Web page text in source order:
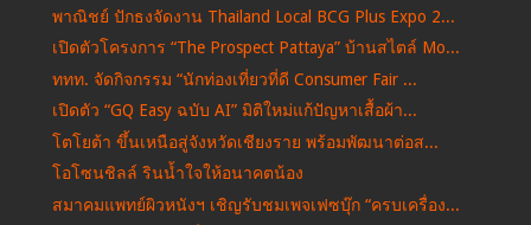
พาณิชย์ ปักธงจัดงาน Thailand Local BCG Plus Expo 2...
เปิดตัวโครงการ “The Prospect Pattaya” บ้านสไตล์ Mo...
ททท. จัดกิจกรรม “นักท่องเที่ยวที่ดี Consumer Fair ...
เปิดตัว “GQ Easy ฉบับ AI” มิติใหม่แก้ปัญหาเสื้อผ้า...
โตโยต้า ขึ้นเหนือสู่จังหวัดเชียงราย พร้อมพัฒนาต่อส...
โอโซนชิลล์ รินน้ำใจให้อนาคตน้อง
สมาคมแพทย์ผิวหนังฯ เชิญรับชมเพจเฟซบุ๊ก “ครบเครื่อง...